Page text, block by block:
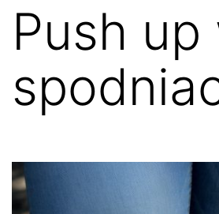
Push up